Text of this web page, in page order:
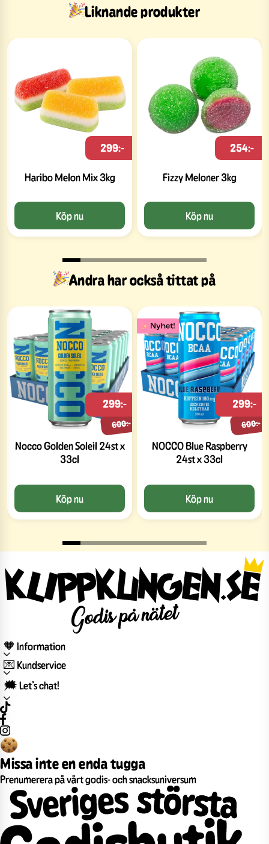
Liknande produkter
Haribo Melon Mix 3kg
299:-
Köp nu
Fizzy Meloner 3kg
254:-
Köp nu
Andra har också tittat på
Nocco Golden Soleil 24st x
33cl
600:-
299:-
Köp nu
NOCCO Blue Raspberry
24st x 33cl
600:-
299:-
Köp nu
🧡 Information
💌 Kundservice
🗯️ Let’s chat!
Missa inte en enda tugga
Prenumerera på vårt godis- och snacksuniversum